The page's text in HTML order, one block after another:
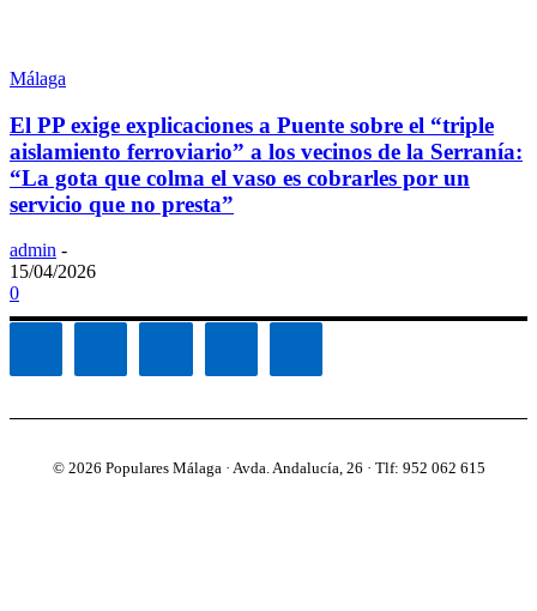
Málaga
El PP exige explicaciones a Puente sobre el “triple
aislamiento ferroviario” a los vecinos de la Serranía:
“La gota que colma el vaso es cobrarles por un
servicio que no presta”
admin -
15/04/2026
0
© 2026 Populares Málaga · Avda. Andalucía, 26 · Tlf: 952 062 615